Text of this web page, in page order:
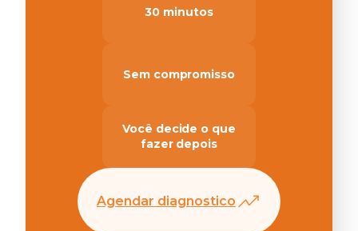
30 minutos
Sem compromisso
Você decide o que
fazer depois
Agendar diagnostico